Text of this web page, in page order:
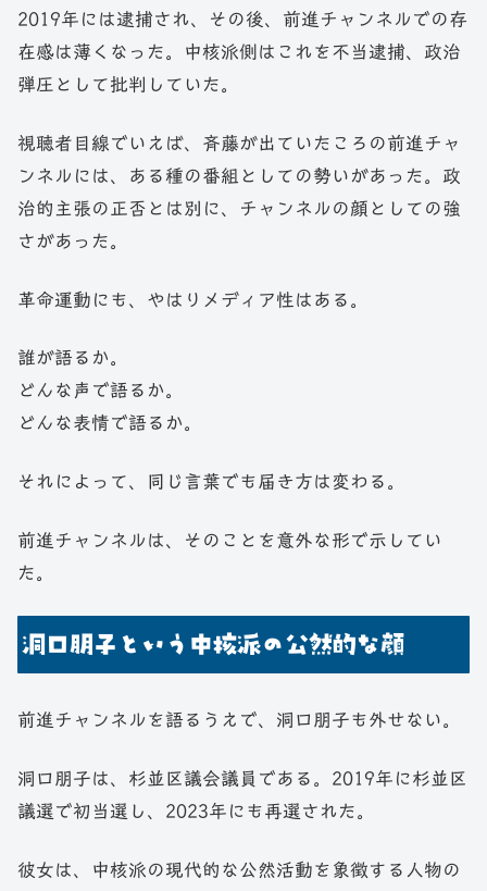
2019年には逮捕され、その後、前進チャンネルでの存
在感は薄くなった。中核派側はこれを不当逮捕、政治
弾圧として批判していた。
視聴者目線でいえば、斉藤が出ていたころの前進チャ
ンネルには、ある種の番組としての勢いがあった。政
治的主張の正否とは別に、チャンネルの顔としての強
さがあった。
革命運動にも、やはりメディア性はある。
誰が語るか。
どんな声で語るか。
どんな表情で語るか。
それによって、同じ言葉でも届き方は変わる。
前進チャンネルは、そのことを意外な形で示してい
た。
洞口朋子という中核派の公然的な顔
前進チャンネルを語るうえで、洞口朋子も外せない。
洞口朋子は、杉並区議会議員である。2019年に杉並区
議選で初当選し、2023年にも再選された。
彼女は、中核派の現代的な公然活動を象徴する人物の